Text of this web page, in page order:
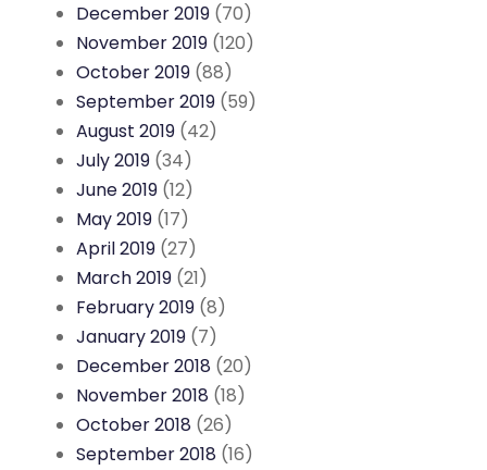
December 2019 (70)
November 2019 (120)
October 2019 (88)
September 2019 (59)
August 2019 (42)
July 2019 (34)
June 2019 (12)
May 2019 (17)
April 2019 (27)
March 2019 (21)
February 2019 (8)
January 2019 (7)
December 2018 (20)
November 2018 (18)
October 2018 (26)
September 2018 (16)